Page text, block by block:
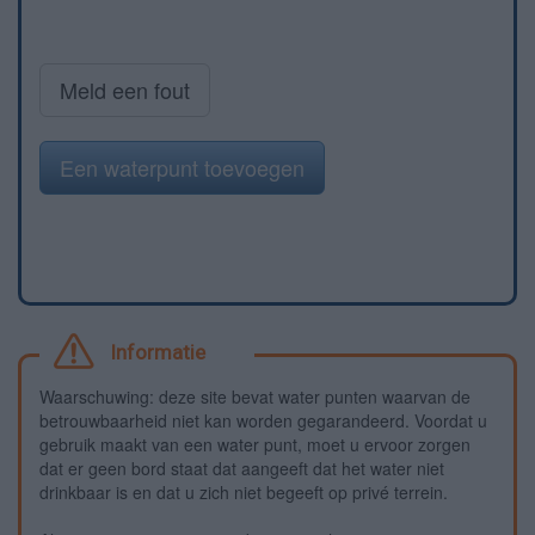
Meld een fout
Een waterpunt toevoegen
Informatie
Waarschuwing: deze site bevat water punten waarvan de
betrouwbaarheid niet kan worden gegarandeerd. Voordat u
gebruik maakt van een water punt, moet u ervoor zorgen
dat er geen bord staat dat aangeeft dat het water niet
drinkbaar is en dat u zich niet begeeft op privé terrein.